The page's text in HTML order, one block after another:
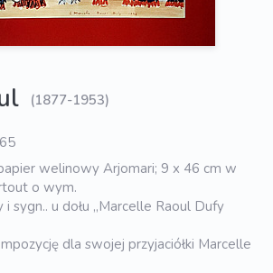
(1877-1953)
welinowy Arjomari; 9 x 46 cm w
o wym.
sygn.. u dołu „Marcelle Raoul Dufy
dla swojej przyjaciółki Marcelle